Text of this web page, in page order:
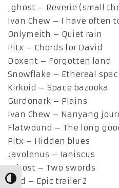
Alternar alto contraste
_ghost – Reverie (small
Ivan Chew – I have often
Onlymeith – Quiet rain
Pitx – Chords for David
Doxent – Forgotten land
Snowflake – Ethereal
Kirkoid – Space bazooka
Gurdonark – Plains
Ivan Chew – Nanyang
Flatwound – The long
Pitx – Hidden blues
Javolenus – Ianiscus
_ghost – Two swords
Alxd – Epic trailer 2